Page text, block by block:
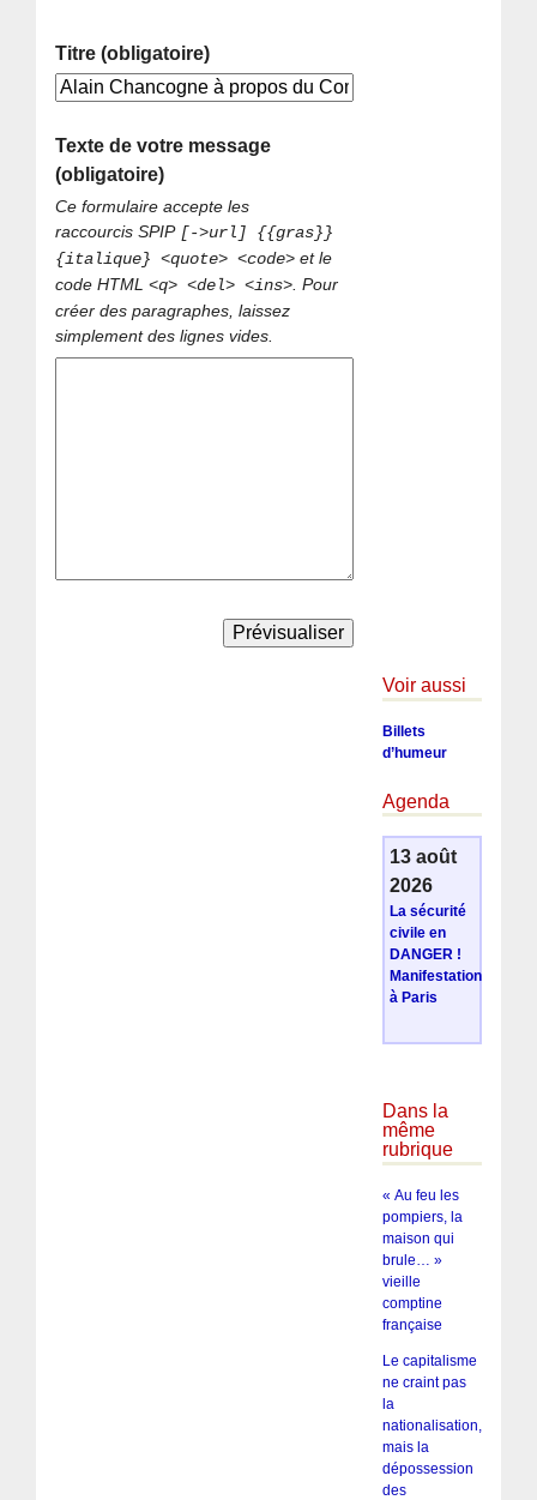
Titre (obligatoire)
Texte de votre message
(obligatoire)
Ce formulaire accepte les
raccourcis SPIP [->url] {{gras}}
{italique} <quote> <code> et le
code HTML<q> <del> <ins> . Pour
créer des paragraphes, laissez
simplement des lignes vides.
Voir aussi
Billets
d’humeur
Agenda
13 août
2026
La sécurité
civile en
DANGER !
Manifestation
à Paris
Dans la
même
rubrique
« Au feu les
pompiers, la
maison qui
brule… »
vieille
comptine
française
Le capitalisme
ne craint pas
la
nationalisation,
mais la
dépossession
des